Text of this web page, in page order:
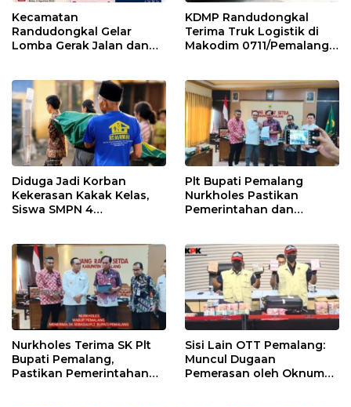
Kecamatan
Randudongkal Gelar
Lomba Gerak Jalan dan
KDMP Randudongkal
Terima Truk Logistik di
Makodim 0711/Pemalang
Diduga Jadi Korban
Kekerasan Kakak Kelas,
Siswa SMPN 4
Plt Bupati Pemalang
Nurkholes Pastikan
Pemerintahan dan
Nurkholes Terima SK Plt
Bupati Pemalang,
Pastikan Pemerintahan
Sisi Lain OTT Pemalang:
Muncul Dugaan
Pemerasan oleh Oknum